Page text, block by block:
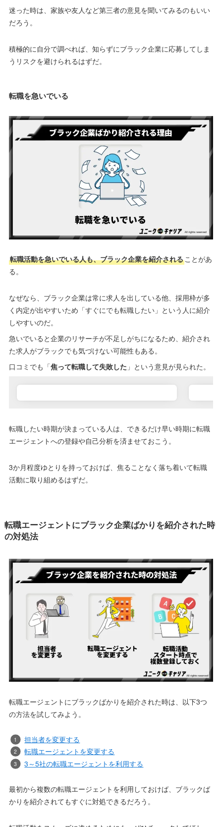
迷った時は、家族や友人など第三者の意見を聞いてみるのもいい
だろう。
積極的に自分で調べれば、知らずにブラック企業に応募してしま
うリスクを避けられるはずだ。
転職を急いでいる
転職活動を急いでいる人も、ブラック企業を紹介されることがあ
る。
なぜなら、ブラック企業は常に求人を出している他、採用枠が多
く内定が出やすいため「すぐにでも転職したい」という人に紹介
しやすいのだ。
急いでいると企業のリサーチが不足しがちになるため、紹介され
た求人がブラックでも気づけない可能性もある。
口コミでも「焦って転職して失敗した 」という意見が見られた。
転職したい時期が決まっている人は、できるだけ早い時期に転職
エージェントへの登録や自己分析を済ませておこう。
3か月程度ゆとりを持っておけば、焦ることなく落ち着いて転職
活動に取り組めるはずだ。
転職エージェントにブラック企業ばかりを紹介された時
の対処法
転職エージェントにブラックばかりを紹介された時は、以下3つ
の方法を試してみよう。
担当者を変更する
転職エージェントを変更する
3～5社の転職エージェントを利用する
最初から複数の転職エージェントを利用しておけば、ブラックば
かりを紹介されてもすぐに対処できるだろう。